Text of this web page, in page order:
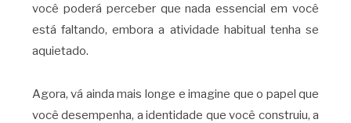
você poderá perceber que nada essencial em você
está faltando, embora a atividade habitual tenha se
aquietado.
Agora, vá ainda mais longe e imagine que o papel que
você desempenha, a identidade que você construiu, a